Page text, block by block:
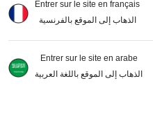
Entrer sur le site en français
الذهاب إلى الموقع بالفرنسية
Entrer sur le site en arabe
الذهاب إلى الموقع باللغة العربية